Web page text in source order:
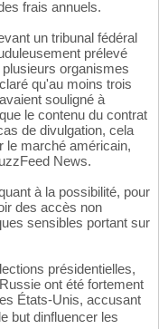
frais annuels.
un tribunal fédéral
prélevé
organismes
qu'au moins trois
souligné à
le contenu du contrat
de divulgation, cela
le marché américain,
News.
à la possibilité, pour
des accès non
sensibles portant sur
présidentielles,
ont été fortement
États-Unis, accusant
but dinfluencer les